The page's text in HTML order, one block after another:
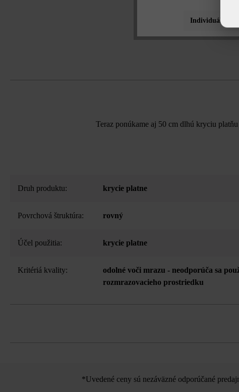
Teraz ponúkame aj 50 cm dlhú kryciu
Druh produktu: krycie platne
Povrchová štruktúra: rovný
Účel použitia: krycie platne
Kritériá kvality:
odolné voči mrazu - neodporúča sa
rozmrazovacieho prostriedku
*Uvedené ceny sú nezáväzné odporúčané
Individuálne